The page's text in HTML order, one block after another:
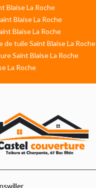
Blaise La Roche
Blaise La Roche
Blaise La Roche
tuile Saint Blaise La Roche
Saint Blaise La Roche
La Roche